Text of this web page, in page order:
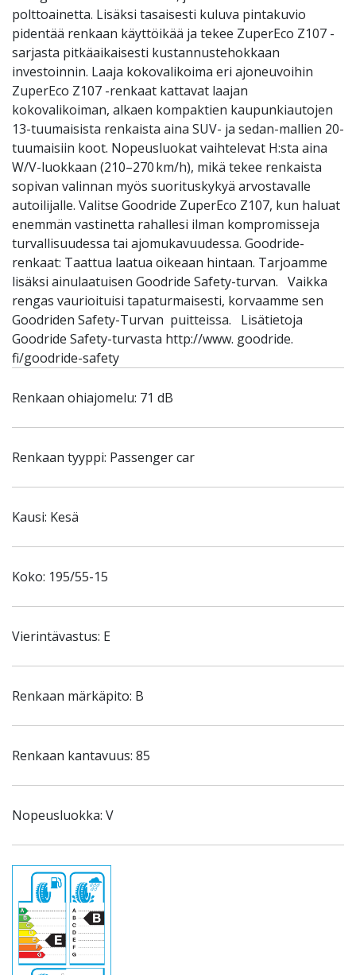
polttoainetta. Lisäksi tasaisesti kuluva pintakuvio
pidentää renkaan käyttöikää ja tekee ZuperEco Z107 -
sarjasta pitkäaikaisesti kustannustehokkaan
investoinnin. Laaja kokovalikoima eri ajoneuvoihin
ZuperEco Z107 -renkaat kattavat laajan
kokovalikoiman, alkaen kompaktien kaupunkiautojen
13-tuumaisista renkaista aina SUV- ja sedan-mallien 20-
tuumaisiin koot. Nopeusluokat vaihtelevat H:sta aina
W/V-luokkaan (210–270 km/h), mikä tekee renkaista
sopivan valinnan myös suorituskykyä arvostavalle
autoilijalle. Valitse Goodride ZuperEco Z107, kun haluat
enemmän vastinetta rahallesi ilman kompromisseja
turvallisuudessa tai ajomukavuudessa. Goodride-
renkaat: Taattua laatua oikeaan hintaan. Tarjoamme
lisäksi ainulaatuisen Goodride Safety-turvan. Vaikka
rengas vaurioituisi tapaturmaisesti, korvaamme sen
Goodriden Safety-Turvan puitteissa. Lisätietoja
Goodride Safety-turvasta http://www. goodride.
fi/goodride-safety
Renkaan ohiajomelu: 71 dB
Renkaan tyyppi: Passenger car
Kausi: Kesä
Koko: 195/55-15
Vierintävastus: E
Renkaan märkäpito: B
Renkaan kantavuus: 85
Nopeusluokka: V